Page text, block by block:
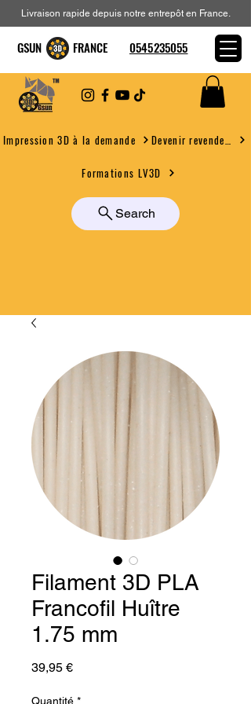
Impression 3D à la demande
Formations LV3D
Search
Livraison rapide depuis notre entrepôt en France.
GSUN FRANCE 0545235055
Filament 3D PLA
Francofil Huître
1.75 mm
39,95 €Prix
Quantité *